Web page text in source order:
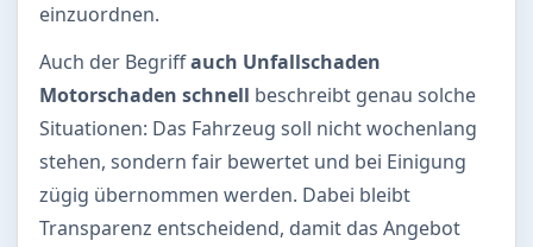
einzuordnen.
Auch der Begriffauch Unfallschaden
Motorschaden schnell beschreibt genau solche
Situationen: Das Fahrzeug soll nicht wochenlang
stehen, sondern fair bewertet und bei Einigung
zügig übernommen werden. Dabei bleibt
Transparenz entscheidend, damit das Angebot